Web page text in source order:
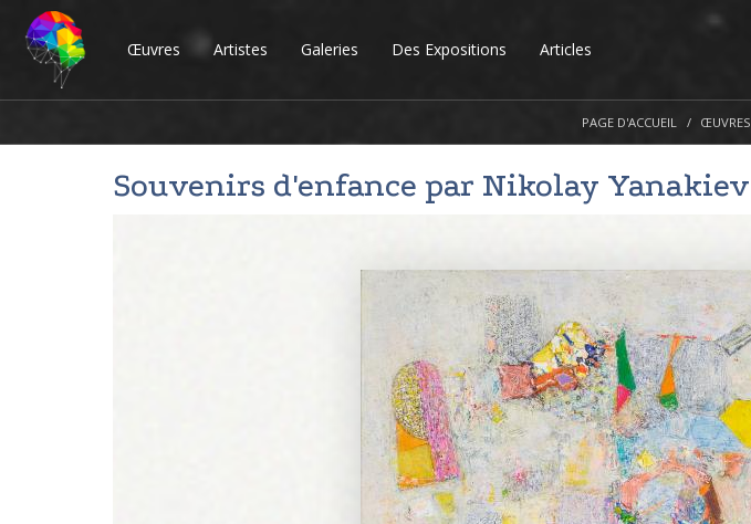
Œuvres Artistes Galeries Des Expositions Articles
PAGE D'ACCUEIL ŒUVRES
Souvenirs d'enfance par Nikolay Yanakiev